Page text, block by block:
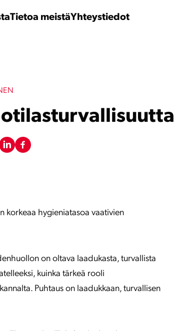
Tietoa meistäYhteystiedot
korkeaa hygieniatasoa vaativien
on oltava laadukasta, turvallista
kuinka tärkeä rooli
Puhtaus on laadukkaan, turvallisen